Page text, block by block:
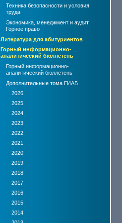
Техника безопасности и условия
труда
Экономика, менеджмент и аудит.
Горное право
Литература для абитуриентов
Горный информационно-
аналитический бюллетень
Горный информационно-
аналитический бюллетень
Дополнительные тома ГИАБ
2026
2025
2024
2023
2022
2021
2020
2019
2018
2017
2016
2015
2014